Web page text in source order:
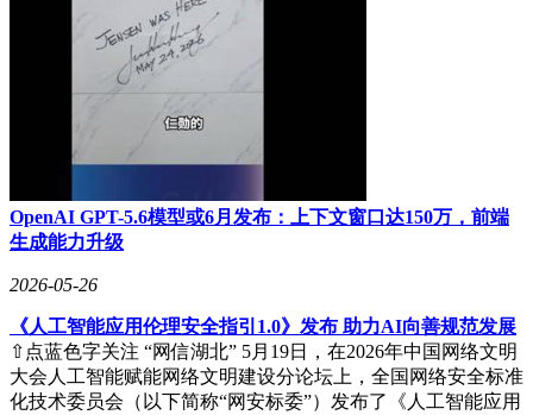
OpenAI GPT-5.6模型或6月发布：上下文窗口达150万，前端
生成能力升级
2026-05-26
《人工智能应用伦理安全指引1.0》发布 助力AI向善规范发展
⇧点蓝色字关注 “网信湖北” 5月19日，在2026年中国网络文明
大会人工智能赋能网络文明建设分论坛上，全国网络安全标准
化技术委员会（以下简称“网安标委”）发布了《人工智能应用